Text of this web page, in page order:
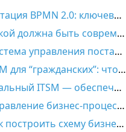
Нотация BPMN 2.0: ключевые элементы и описание
Какой должна быть современная SRM-система?
Система управления поставками и цепями поставок: задачи, функции, автоматизация, выбор решения
BPM для “гражданских”: что такое настоящий Low-code
Реальный ITSM — обеспечение эффективности ИТ-деятельности
Управление бизнес-процессами – всё, что нужно знать
Как построить схему бизнес-процесса: пошаговая инструкция